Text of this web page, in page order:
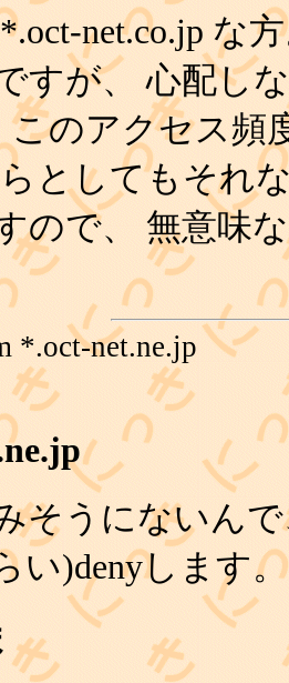
net.co.jp な
すが、 心配し
のアクセス頻
としてもそれ
ので、 無意味
*.oct-net.ne.jp
そうにないん
い)denyします。